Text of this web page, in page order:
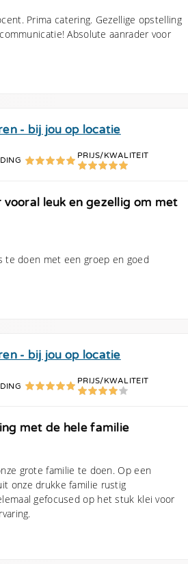
Prima catering. Gezellige opstelling
Absolute aanrader voor
- bij jou op locatie
PRIJS/KWALITEIT
leuk en gezellig om met
te doen met een groep en goed
- bij jou op locatie
PRIJS/KWALITEIT
met de hele familie
grote familie te doen. Op een
onze drukke familie rustig
gefocused op het stuk klei voor